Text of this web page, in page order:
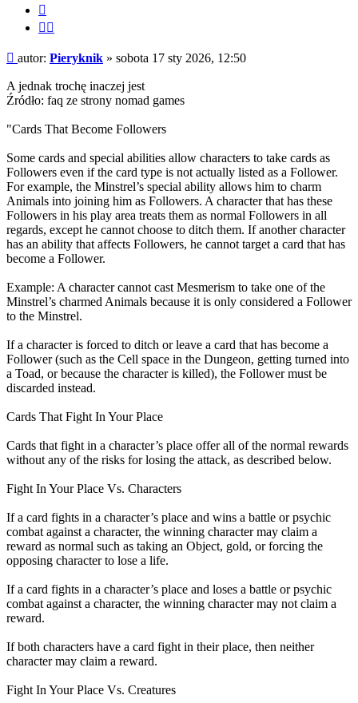
Post
autor: Pieryknik » sobota 17 sty 2026, 12:50
A jednak trochę inaczej jest
Źródło: faq ze strony nomad games
"Cards That Become Followers
Some cards and special abilities allow characters to take cards as
Followers even if the card type is not actually listed as a Follower.
For example, the Minstrel’s special ability allows him to charm
Animals into joining him as Followers. A character that has these
Followers in his play area treats them as normal Followers in all
regards, except he cannot choose to ditch them. If another character
has an ability that affects Followers, he cannot target a card that has
become a Follower.
Example: A character cannot cast Mesmerism to take one of the
Minstrel’s charmed Animals because it is only considered a Follower
to the Minstrel.
If a character is forced to ditch or leave a card that has become a
Follower (such as the Cell space in the Dungeon, getting turned into
a Toad, or because the character is killed), the Follower must be
discarded instead.
Cards That Fight In Your Place
Cards that fight in a character’s place offer all of the normal rewards
without any of the risks for losing the attack, as described below.
Fight In Your Place Vs. Characters
If a card fights in a character’s place and wins a battle or psychic
combat against a character, the winning character may claim a
reward as normal such as taking an Object, gold, or forcing the
opposing character to lose a life.
If a card fights in a character’s place and loses a battle or psychic
combat against a character, the winning character may not claim a
reward.
If both characters have a card fight in their place, then neither
character may claim a reward.
Fight In Your Place Vs. Creatures